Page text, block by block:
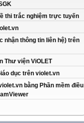
thi trắc nghiệm trực tuyến
nhận thông tin liên hệ) trên
Thư viện ViOLET
dục trên violet.vn
bằng Phần mềm điều